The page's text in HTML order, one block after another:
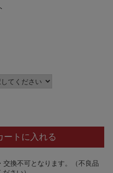
ートに入れる
換不可となります。（不良品